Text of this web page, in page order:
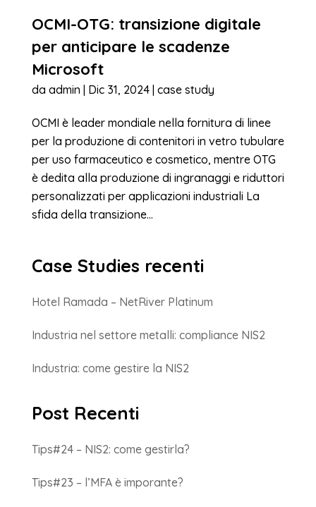
OCMI-OTG: transizione digitale
per anticipare le scadenze
Microsoft
da admin | Dic 31, 2024| case study
OCMI è leader mondiale nella fornitura di linee
per la produzione di contenitori in vetro tubulare
per uso farmaceutico e cosmetico, mentre OTG
è dedita alla produzione di ingranaggi e riduttori
personalizzati per applicazioni industriali La
sfida della transizione...
Case Studies recenti
Hotel Ramada – NetRiver Platinum
Industria nel settore metalli: compliance NIS2
Industria: come gestire la NIS2
Post Recenti
Tips#24 – NIS2: come gestirla?
Tips#23 – l’MFA è imporante?